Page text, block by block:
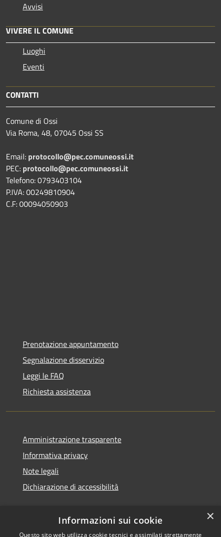
Avvisi
VIVERE IL COMUNE
Luoghi
Eventi
CONTATTI
Comune di Ossi
Via Roma, 48, 07045 Ossi SS
Email: protocollo@pec.comuneossi.it
PEC: protocollo@pec.comuneossi.it
Telefono: 0793403104
P.IVA: 00249810904
C.F: 00094050903
Prenotazione appuntamento
Segnalazione disservizio
Leggi le FAQ
Richiesta assistenza
Amministrazione trasparente
Informativa privacy
Note legali
Dichiarazione di accessibilità
×
Informazioni sui cookie
Questo sito web utilizza cookie tecnici e assimilati strettamente